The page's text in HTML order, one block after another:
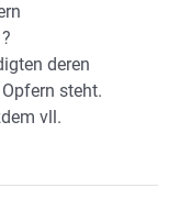
deren
steht.
vll.